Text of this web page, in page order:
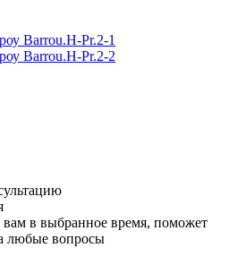
в выбранное время, поможет
любые вопросы